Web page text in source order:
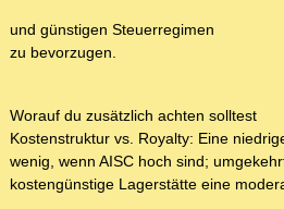
und günstigen Steuerregimen
zu bevorzugen.
Worauf du zusätzlich achten solltest
Kostenstruktur vs. Royalty: Eine
wenig, wenn AISC hoch sind;
kostengünstige Lagerstätte eine